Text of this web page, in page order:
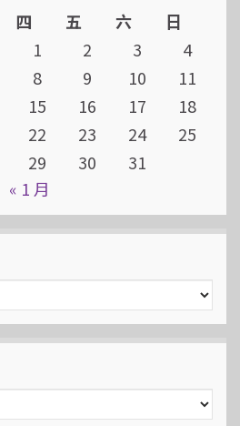
四 五 六
日
1
2 3
4
8 9 10
11
15 16 17
18
22 23 24
25
29 30
31
« 1 月